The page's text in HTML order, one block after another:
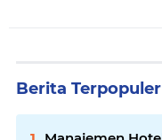
Berita Terpopuler